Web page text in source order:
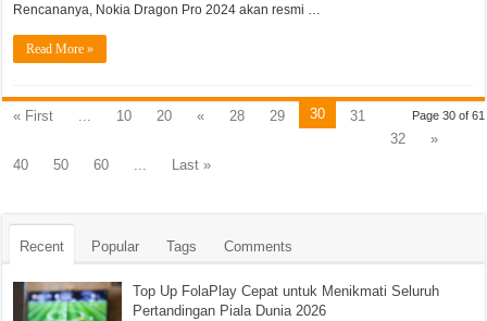
Rencananya, Nokia Dragon Pro 2024 akan resmi …
Read More »
Page 30 of 61
« First 10 20 « 28 29 30
31
32
»
40
50 60 Last »
Recent Popular Tags Comments
Top Up FolaPlay Cepat untuk Menikmati Seluruh
Pertandingan Piala Dunia 2026